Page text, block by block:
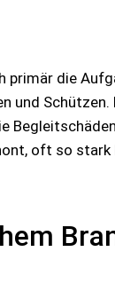
die
und
oft so